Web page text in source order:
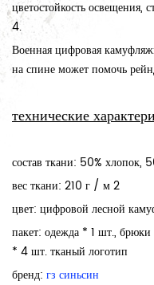
цветостойкость освещения,
4.
Военная цифровая
на спине может помочь
технические
состав ткани: 50% хлопок,
вес ткани: 210 г / м 2
цвет: цифровой лесной
пакет: одежда * 1 шт.,
* 4 шт. тканый логотип
бренд: гз синьсин